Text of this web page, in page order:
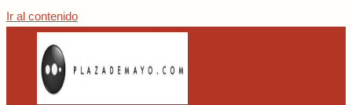
Ir al contenido